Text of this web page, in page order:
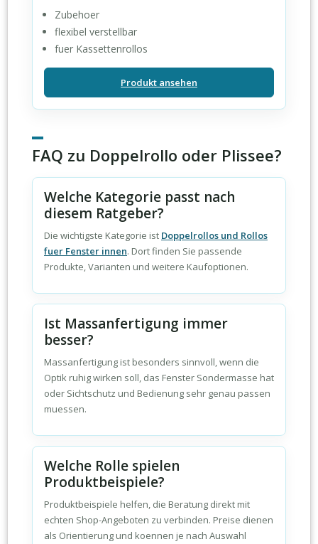
Zubehoer
flexibel verstellbar
fuer Kassettenrollos
Produkt ansehen
FAQ zu Doppelrollo oder Plissee?
Welche Kategorie passt nach
diesem Ratgeber?
Die wichtigste Kategorie ist Doppelrollos und Rollos
fuer Fenster innen. Dort finden Sie passende
Produkte, Varianten und weitere Kaufoptionen.
Ist Massanfertigung immer
besser?
Massanfertigung ist besonders sinnvoll, wenn die
Optik ruhig wirken soll, das Fenster Sondermasse hat
oder Sichtschutz und Bedienung sehr genau passen
muessen.
Welche Rolle spielen
Produktbeispiele?
Produktbeispiele helfen, die Beratung direkt mit
echten Shop-Angeboten zu verbinden. Preise dienen
als Orientierung und koennen je nach Auswahl